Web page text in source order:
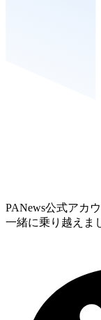
PANews公式アカ
一緒に乗り越えま